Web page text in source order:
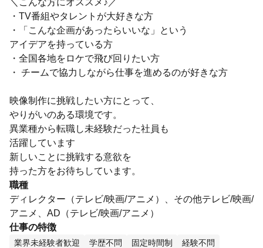
＼こんな方にオススメ♪／
・TV番組やタレントが大好きな方
・「こんな企画があったらいいな」という
アイデアを持っている方
・全国各地をロケで飛び回りたい方
・ チームで協力しながら仕事を進めるのが好きな方
映像制作に挑戦したい方にとって、
やりがいのある環境です。
異業種から転職し未経験だった社員も
活躍しています
新しいことに挑戦する意欲を
持った方をお待ちしています。
職種
ディレクター（テレビ/映画/アニメ）、その他テレビ/映画/
アニメ、AD（テレビ/映画/アニメ）
仕事の特徴
業界未経験者歓迎 学歴不問 固定時間制
経験不問